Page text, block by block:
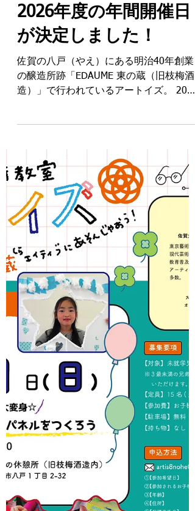
佐貫 円
5月13日
2026年度の年間開催日
が決定しました！
佐賀の八戸（やえ）にある明治40年創業
の醸造所跡「EDAUME 東の蔵（旧枝梅酒
造）」で行われているアートイズ。 2026
年度もついに始動いたします！ 今年度
も、やってみたい！おもしろそう！と思
えるようなワクワクするアートなワーク
ショップができるよう講師一同頑張りま
すので、どうぞよろしくお願い致します
☆ 今年度は、どんな個性あふれる作品に
出会えるのかな？楽しみです！ ※各ワー
クショップの詳細内容は募集開始日（開
催日の約２週間前）にHP、Instagram、
facebook等でお知らせいたします☆
※LINEのお友達登録していただくとアー
トイズイベント情報や、EDAUMEアート
イズ募集開始日に通知されますので、ぜ
ひご利用ください。 2026年5月31日
（日） 2026年6月28日（日） 2026年7月
26日（日） 2026年8月30日（日） 2026
年9月13日（日） 2026年9月27日（日）
2026年10月25日（日） 2025年11月22日
（日） 2025年12月13日（日） 2026年1
月24日（日） 2026年2月14日（日）